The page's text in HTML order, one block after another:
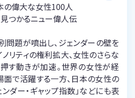
の偉大な女性100人
つかるニュー偉人伝
問題が噴出し、ジェンダーの壁を
リティの権利拡大、女性のさらな
す動きが加速。世界の女性が経
面で活躍する一方、日本の女性の
ダー・ギャップ指数」などにも表